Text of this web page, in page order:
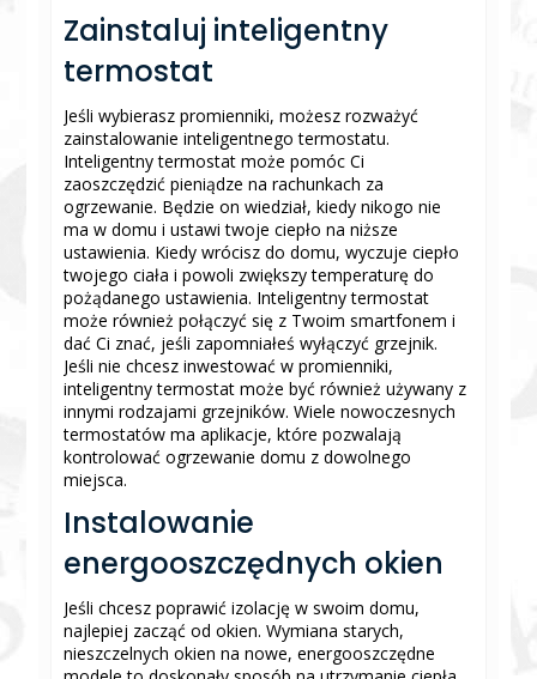
Zainstaluj inteligentny
termostat
Jeśli wybierasz promienniki, możesz rozważyć
zainstalowanie inteligentnego termostatu.
Inteligentny termostat może pomóc Ci
zaoszczędzić pieniądze na rachunkach za
ogrzewanie. Będzie on wiedział, kiedy nikogo nie
ma w domu i ustawi twoje ciepło na niższe
ustawienia. Kiedy wrócisz do domu, wyczuje ciepło
twojego ciała i powoli zwiększy temperaturę do
pożądanego ustawienia. Inteligentny termostat
może również połączyć się z Twoim smartfonem i
dać Ci znać, jeśli zapomniałeś wyłączyć grzejnik.
Jeśli nie chcesz inwestować w promienniki,
inteligentny termostat może być również używany z
innymi rodzajami grzejników. Wiele nowoczesnych
termostatów ma aplikacje, które pozwalają
kontrolować ogrzewanie domu z dowolnego
miejsca.
Instalowanie
energooszczędnych okien
Jeśli chcesz poprawić izolację w swoim domu,
najlepiej zacząć od okien. Wymiana starych,
nieszczelnych okien na nowe, energooszczędne